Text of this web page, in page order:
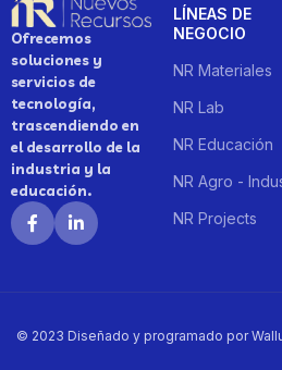
Ofrecemos
soluciones y
servicios de
tecnología,
trascendiendo en
el desarrollo de la
industria y la
educación.
LÍNEAS DE
NEGOCIO
NR Materiales
NR Lab
NR Educación
NR Agro -
NR Projects
© 2023 Diseñado y programado por